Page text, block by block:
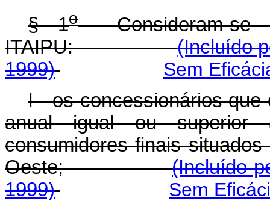
§ 1oConsideram-se
ITAIPU:(Incluído
1999)
Sem
I - os concessionários que
anual igual ou superior
consumidores finais
Oeste;(Incluído
1999)
Sem